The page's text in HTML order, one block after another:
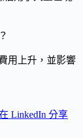
用上升，並影響
LinkedIn 分享